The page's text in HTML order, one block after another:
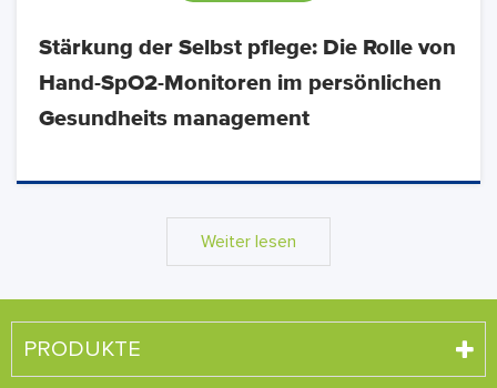
Stärkung der Selbst pflege: Die Rolle von
Hand-SpO2-Monitoren im persönlichen
Gesundheits management
Weiter lesen
PRODUKTE